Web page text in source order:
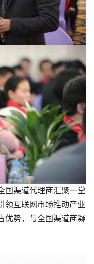
国渠道代理商汇聚一堂
领互联网市场推动产业
优势，与全国渠道商凝